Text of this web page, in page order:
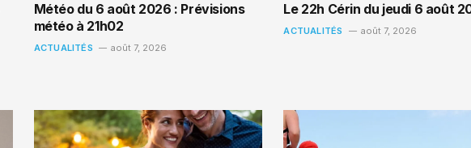
Météo du 6 août 2026 : Prévisions
météo à 21h02
ACTUALITÉS août 7, 2026
Le 22h Cérin du jeudi 6 août
ACTUALITÉS août 7, 2026